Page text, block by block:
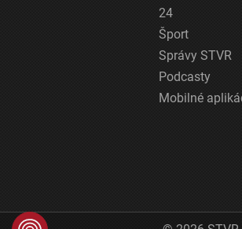
24
Šport
Správy STVR
Podcasty
Mobilné